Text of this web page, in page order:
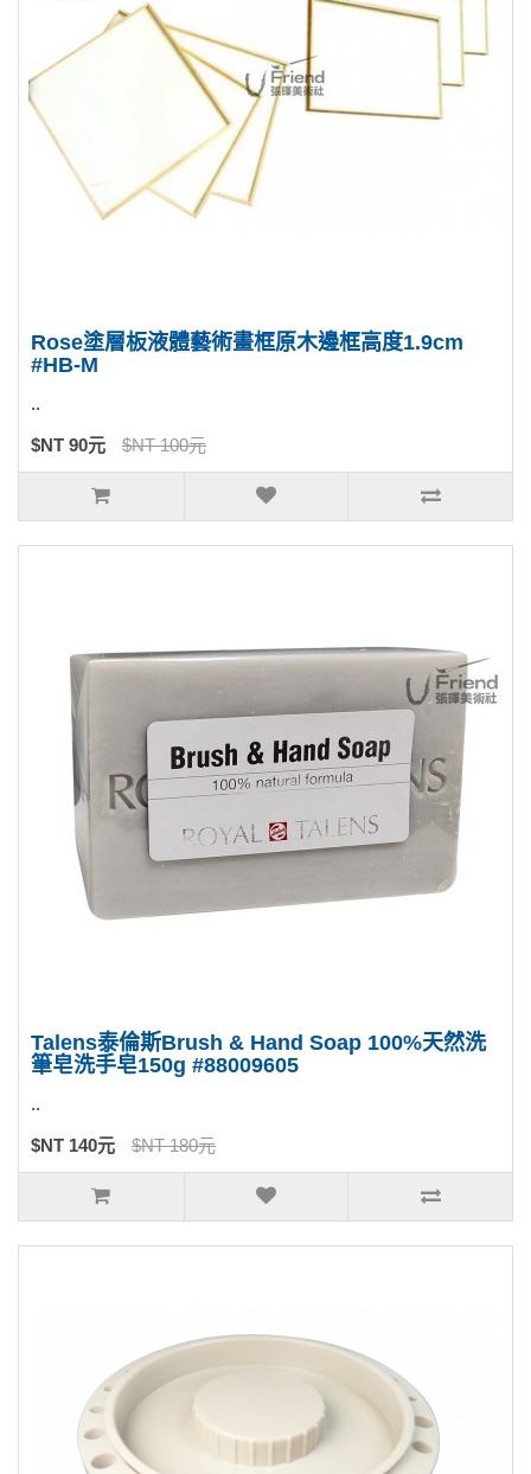
Rose塗層板液體藝術畫框原木邊框高度1.9cm
#HB-M
..
$NT 90元 $NT 100元
Talens泰倫斯Brush & Hand Soap 100%天然洗
筆皂洗手皂150g #88009605
..
$NT 140元 $NT 180元